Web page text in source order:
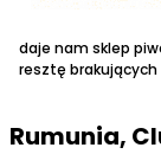
daje nam sklep
resztę
Rumunia,